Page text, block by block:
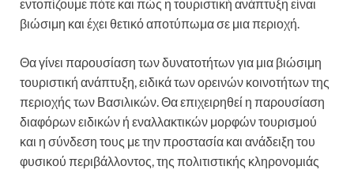
εντοπίζουμε πότε και πώς η τουριστική ανάπτυξη είναι
βιώσιμη και έχει θετικό αποτύπωμα σε μια περιοχή.
Θα γίνει παρουσίαση των δυνατοτήτων για μια βιώσιμη
τουριστική ανάπτυξη, ειδικά των ορεινών κοινοτήτων της
περιοχής των Βασιλικών. Θα επιχειρηθεί η παρουσίαση
διαφόρων ειδικών ή εναλλακτικών μορφών τουρισμού
και η σύνδεση τους με την προστασία και ανάδειξη του
φυσικού περιβάλλοντος, της πολιτιστικής κληρονομιάς